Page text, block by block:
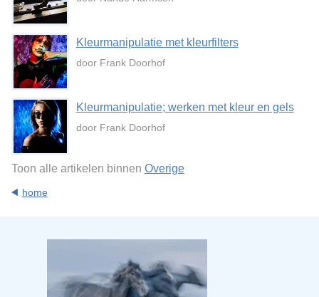
Kleurmanipulatie met kleurfilters
door Frank Doorhof
Kleurmanipulatie; werken met kleur en gels
door Frank Doorhof
Toon alle artikelen binnen Overige
home